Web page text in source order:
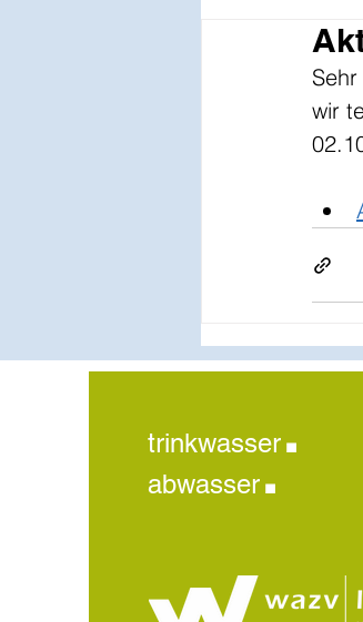
wir
trinkwasser.
abwasser.